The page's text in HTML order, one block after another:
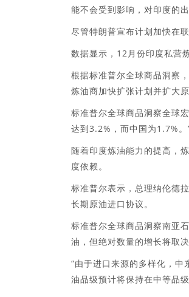
能不会受到影响，对印度的
尽管特朗普宣布计划加快在
数据显示，12月份印度私营
根据标准普尔全球商品洞察
炼油商加快扩张计划并扩大原
标准普尔全球商品洞察全球
达到3.2%，而中国为1.7%。
随着印度炼油能力的提高，
度依赖。
标准普尔表示，总理纳伦德
长期原油进口协议。
标准普尔全球商品洞察南亚
油，但绝对数量的增长将取
“由于进口来源的多样化，
油品级预计将保持在中等品